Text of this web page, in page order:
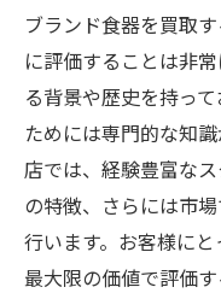
ブランド食器を買取
に評価することは非
る背景や歴史を持っ
ためには専門的な知
店では、経験豊富な
の特徴、さらには市
行います。お客様にと
最大限の価値で評価